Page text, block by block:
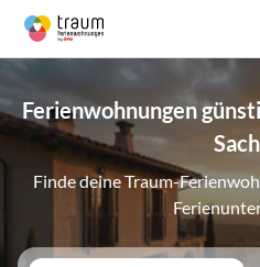
Ferienwohnungen
Finde deine Traum-